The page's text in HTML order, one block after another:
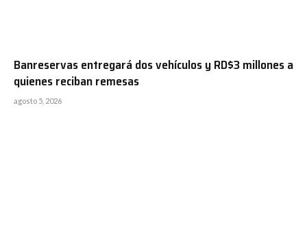
Banreservas entregará dos vehículos y RD$3 millones a
quienes reciban remesas
agosto 5, 2026